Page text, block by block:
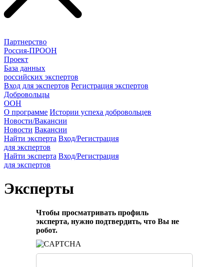
Партнерство
Россия-ПРООН
Проект
База данных
российских экспертов
Вход для экспертов Регистрация экспертов
Добровольцы
ООН
О программе Истории успеха добровольцев
Новости/Вакансии
Новости Вакансии
Найти эксперта Вход/Регистрация
для экспертов
Найти эксперта Вход/Регистрация
для экспертов
Эксперты
Чтобы просматривать профиль
эксперта, нужно подтвердить, что Вы не
робот.